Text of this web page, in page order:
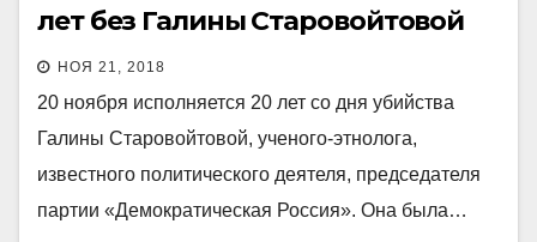
лет без Галины Старовойтовой
НОЯ 21, 2018
20 ноября исполняется 20 лет со дня убийства
Галины Старовойтовой, ученого-этнолога,
известного политического деятеля, председателя
партии «Демократическая Россия». Она была…